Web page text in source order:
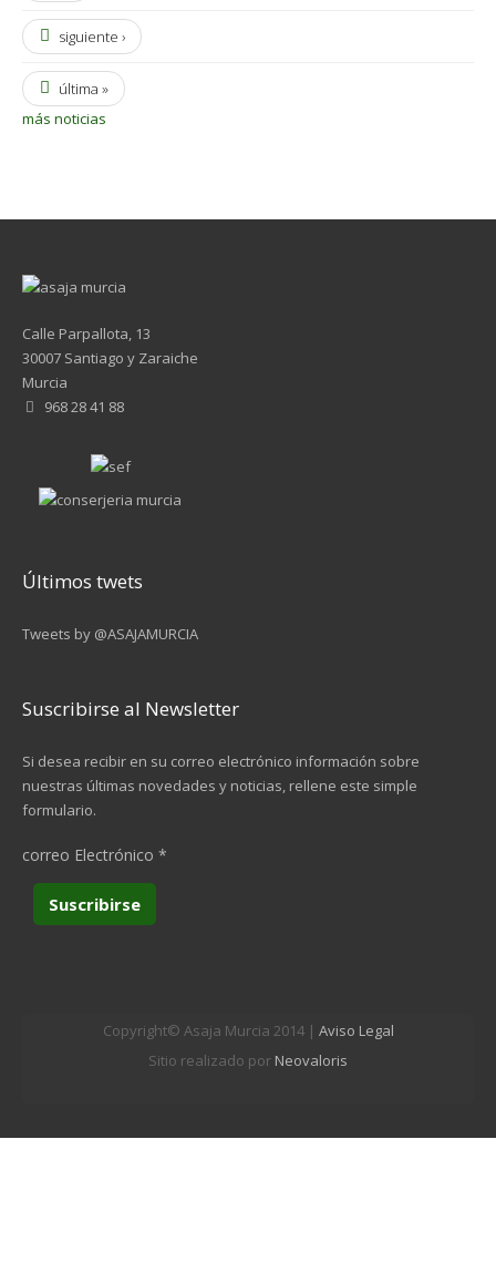
siguiente ›
última »
más noticias
Calle Parpallota, 13
30007 Santiago y Zaraiche
Murcia
968 28 41 88
Últimos twets
Tweets by @ASAJAMURCIA
Suscribirse al Newsletter
Si desea recibir en su correo electrónico información sobre
nuestras últimas novedades y noticias, rellene este simple
formulario.
correo Electrónico *
Copyright© Asaja Murcia 2014 | Aviso Legal
Sitio realizado por Neovaloris